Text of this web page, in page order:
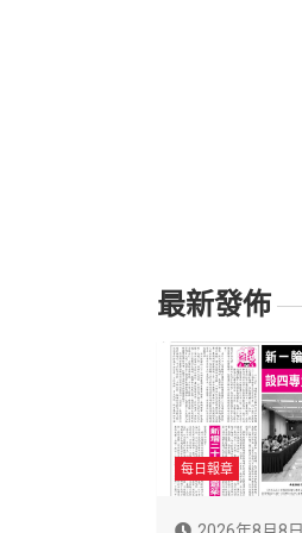
最新發佈
每日報章